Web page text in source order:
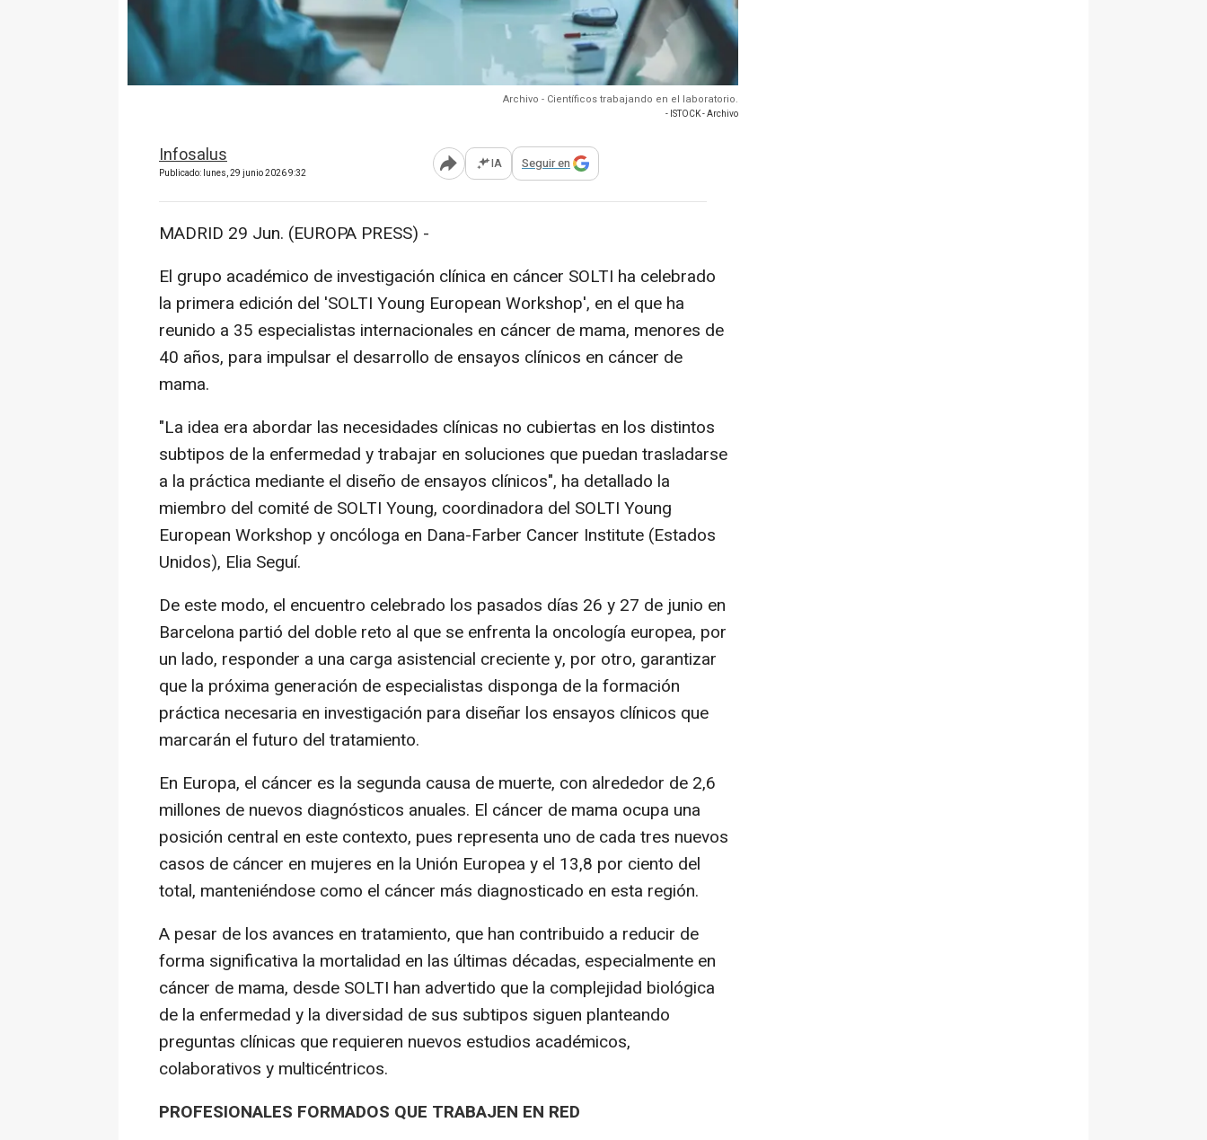
Archivo - Científicos trabajando en el laboratorio.
- ISTOCK - Archivo
Infosalus
Publicado: lunes, 29 junio 2026 9:32 Abrir opciones para compartir
IA Seguir en
MADRID 29 Jun. (EUROPA PRESS) -
El grupo académico de investigación clínica en cáncer SOLTI ha celebrado
la primera edición del 'SOLTI Young European Workshop', en el que ha
reunido a 35 especialistas internacionales en cáncer de mama, menores de
40 años, para impulsar el desarrollo de ensayos clínicos en cáncer de
mama.
"La idea era abordar las necesidades clínicas no cubiertas en los distintos
subtipos de la enfermedad y trabajar en soluciones que puedan trasladarse
a la práctica mediante el diseño de ensayos clínicos", ha detallado la
miembro del comité de SOLTI Young, coordinadora del SOLTI Young
European Workshop y oncóloga en Dana-Farber Cancer Institute (Estados
Unidos), Elia Seguí.
De este modo, el encuentro celebrado los pasados días 26 y 27 de junio en
Barcelona partió del doble reto al que se enfrenta la oncología europea, por
un lado, responder a una carga asistencial creciente y, por otro, garantizar
que la próxima generación de especialistas disponga de la formación
práctica necesaria en investigación para diseñar los ensayos clínicos que
marcarán el futuro del tratamiento.
En Europa, el cáncer es la segunda causa de muerte, con alrededor de 2,6
millones de nuevos diagnósticos anuales. El cáncer de mama ocupa una
posición central en este contexto, pues representa uno de cada tres nuevos
casos de cáncer en mujeres en la Unión Europea y el 13,8 por ciento del
total, manteniéndose como el cáncer más diagnosticado en esta región.
A pesar de los avances en tratamiento, que han contribuido a reducir de
forma significativa la mortalidad en las últimas décadas, especialmente en
cáncer de mama, desde SOLTI han advertido que la complejidad biológica
de la enfermedad y la diversidad de sus subtipos siguen planteando
preguntas clínicas que requieren nuevos estudios académicos,
colaborativos y multicéntricos.
PROFESIONALES FORMADOS QUE TRABAJEN EN RED